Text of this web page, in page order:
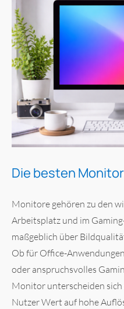
Die besten
Monitore gehören zu den
Arbeitsplatz und im
maßgeblich über
Ob für Office-
oder anspruchsvolles
Monitor unterscheiden
Nutzer Wert auf hohe